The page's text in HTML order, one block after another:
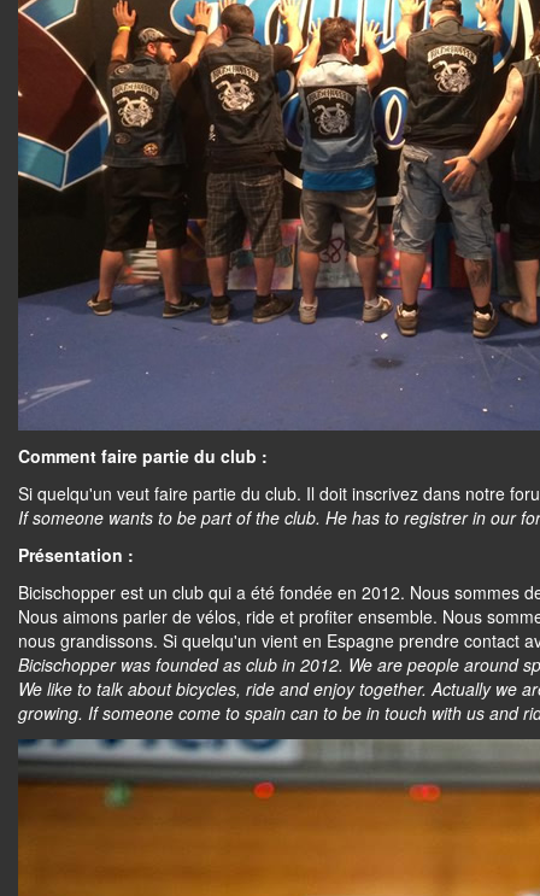
Comment faire partie du club :
Si quelqu'un veut faire partie du club. Il doit inscrivez dans notre
If someone wants to be part of the club. He has to registrer in our
Présentation :
Bicischopper est un club qui a été fondée en 2012. Nous sommes
Nous aimons parler de vélos, ride et profiter ensemble. Nous
nous grandissons. Si quelqu'un vient en Espagne prendre contact
Bicischopper was founded as club in 2012. We are people around
We like to talk about bicycles, ride and enjoy together. Actually we
growing. If someone come to spain can to be in touch with us and